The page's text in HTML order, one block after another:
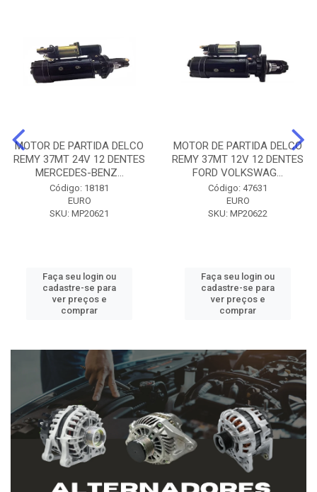
MOTOR DE PARTIDA DELCO
REMY 37MT 24V 12 DENTES
MERCEDES-BENZ...
Código: 18181
EURO
SKU: MP20621
Faça seu login ou
cadastre-se para
ver preços e
comprar
MOTOR DE PARTIDA DELCO
REMY 37MT 12V 12 DENTES
FORD VOLKSWAG...
Código: 47631
EURO
SKU: MP20622
Faça seu login ou
cadastre-se para
ver preços e
comprar